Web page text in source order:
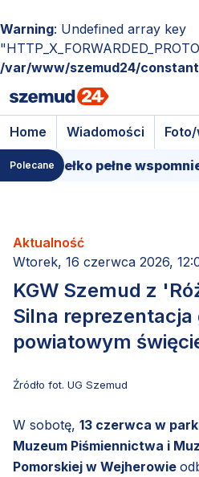
Warning: Undefined array key
/var/www/szemud24/
Home Wiadomości
Polecane
pudełko pełne wspomnień
Aktualność
Wtorek, 16 czerwca 2026,
KGW Szemud z
Silna reprezentacja
powiatowym
Źródło fot. UG Szemud
W sobotę, 13 czerwca w
Muzeum Piśmiennictwa i
Pomorskiej w Wejherowie